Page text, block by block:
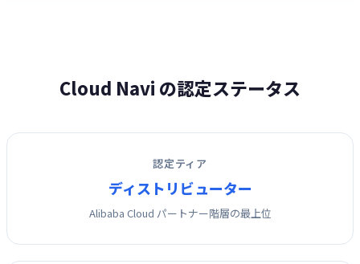
Cloud Navi の認定ステータス
認定ティア
ディストリビューター
Alibaba Cloud パートナー階層の最上位